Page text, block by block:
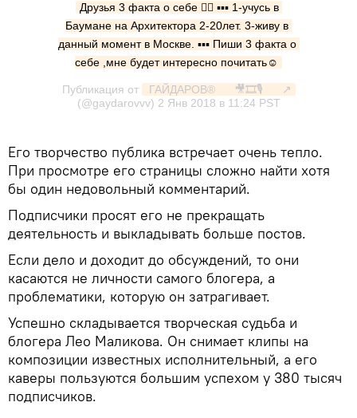
Друзья 3 факта о себе ✍🏽 ▪️▪️▪️ 1-учусь в
Баумане на Архитектора 2-20лет. 3-живу в
данный момент в Москве. ▪️▪️▪️ Пиши 3 факта о
себе ,мне будет интересно почитать☺️
Публикация от
ГАЙДАРОВ®⠀⠀ 🎥🎞🎙⠀⠀ ↗️
(@gaydarovvv) 2 Янв 2018 в 11:24 PST
Его творчество публика встречает очень тепло.
При просмотре его страницы сложно найти хотя
бы один недовольный комментарий.
Подписчики просят его не прекращать
деятельность и выкладывать больше постов.
Если дело и доходит до обсуждений, то они
касаются не личности самого блогера, а
проблематики, которую он затрагивает.
Успешно складывается творческая судьба и
блогера Лео Маликова. Он снимает клипы на
композиции известных исполнительный, а его
каверы пользуются большим успехом у 380 тысяч
подписчиков.